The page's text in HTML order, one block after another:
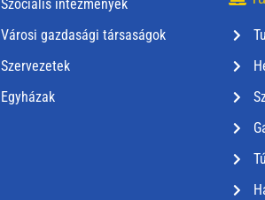
Szociális intézmények
Városi gazdasági társaságok
Szervezetek
Egyházak